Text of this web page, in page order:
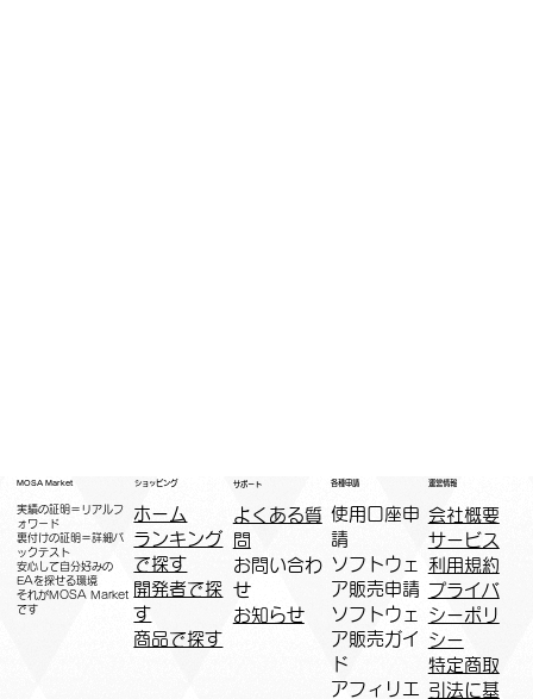
MOSA Market
実績の証明＝リアルフ
ォワード
裏付けの証明＝詳細バ
ックテスト
安心して自分好みの
EAを探せる環境
​それがMOSA Market
です
ショッピング
ホーム
ランキング
で探す
開発者で探
す
商品で探す
サポート
よくある質
問
お問い合わ
せ
お知らせ
各種申請
​使用口座申
請
ソフトウェ
ア販売申請
ソフトウェ
ア販売ガイ
ド
アフィリエ
運営情報
会社概要
サービス
利用規約
プライバ
シーポリ
シー
特定商取
引法に基